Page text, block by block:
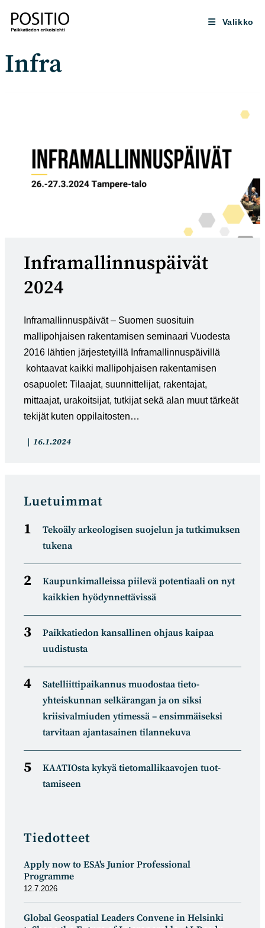
suoraan
sisältöön
Valikko
Infra
Inframallinnuspäivät
2024
Inframallinnuspäivät – Suomen suosituin
mallipohjaisen rakentamisen seminaari Vuodesta
2016 lähtien järjestetyillä Inframallinnuspäivillä
kohtaavat kaikki mallipohjaisen rakentamisen
osapuolet: Tilaajat, suunnittelijat, rakentajat,
mittaajat, urakoitsijat, tutkijat sekä alan muut tärkeät
tekijät kuten oppilaitosten…
Artikkelin
Artikkeli
16.1.2024
Luetuimmat
Tekoäly arkeologisen suojelun ja tutkimuksen
tukena
Kaupunkimalleissa piilevä potentiaali on nyt
kaikkien hyödynnettävissä
Paikkatiedon kansallinen ohjaus kaipaa
uudistusta
Satelliitti­paikannus muodostaa tieto­
yhteiskunnan selkä­rangan ja on siksi
kriisivalmiuden ytimessä – ensimmäiseksi
tarvitaan ajantasainen tilannekuva
KAATIOsta kykyä tietomal­likaa­vojen tuot­
tamiseen
Tiedotteet
Apply now to ESA's Junior Professional
Programme
12.7.2026
Global Geospatial Leaders Convene in Helsinki